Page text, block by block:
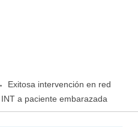
Exitosa intervención en red
a paciente embarazada